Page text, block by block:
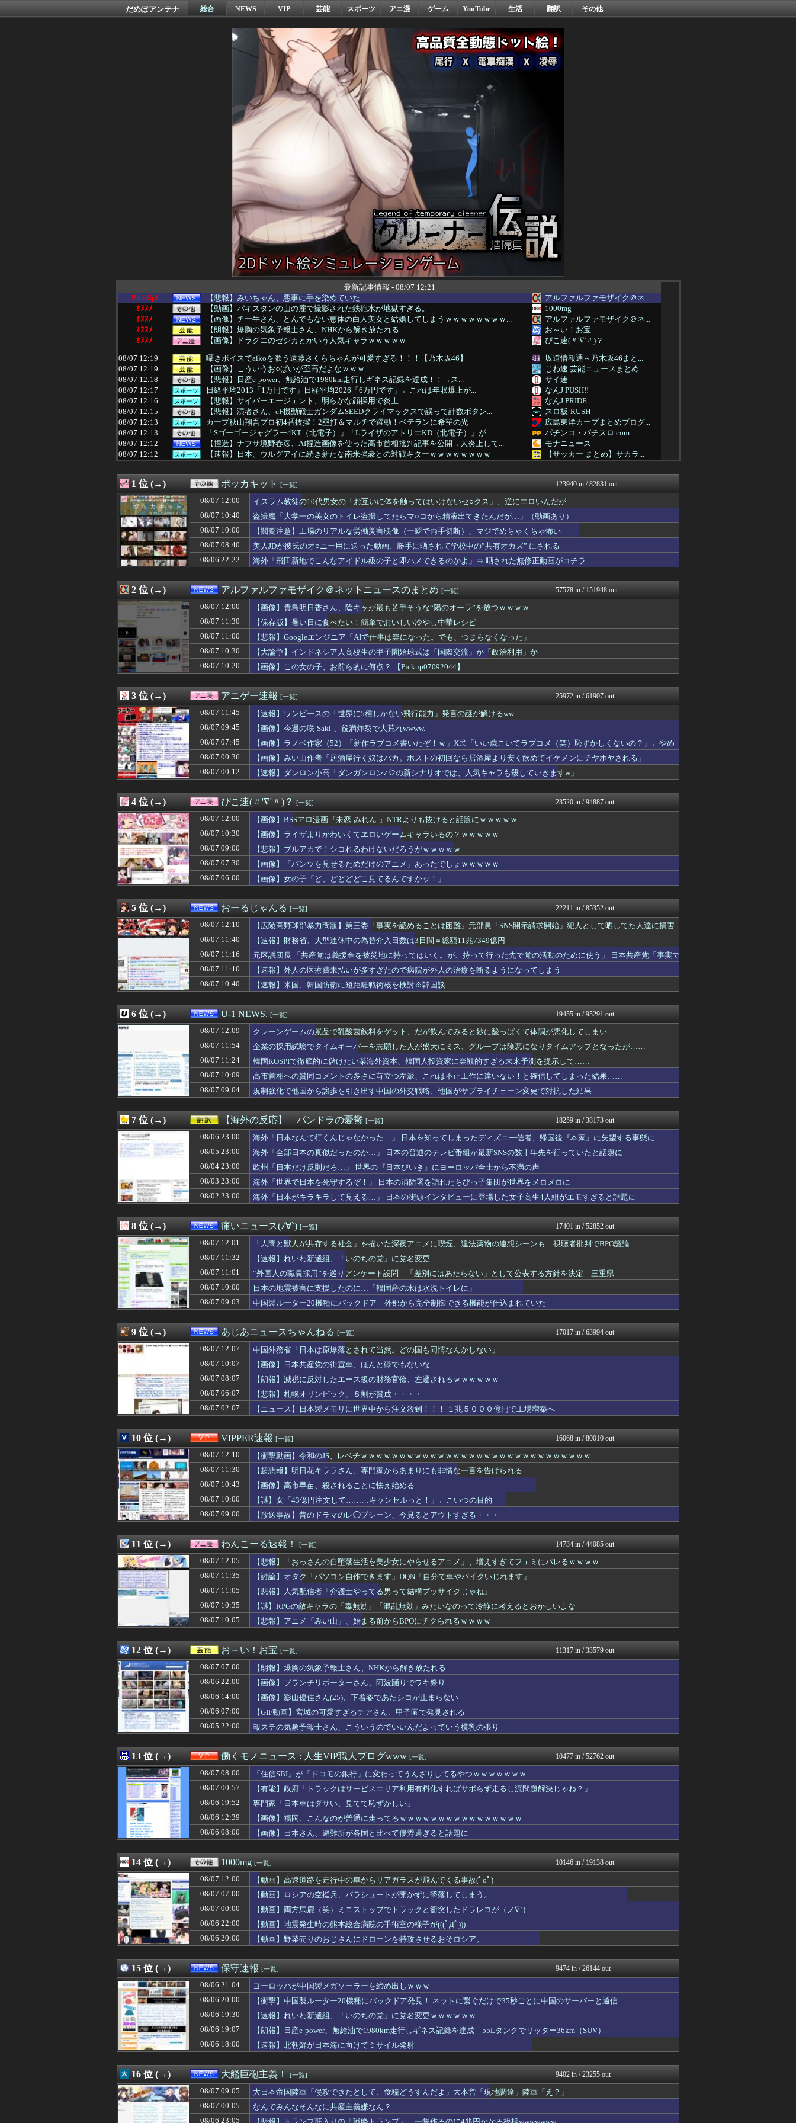
だめぽアンテナ 総合 NEWS VIP 芸能 スポーツ アニ漫 ゲーム YouTube 生活 翻訳 その他
最新記事情報 - 08/07 12:21
PickUp!
【悲報】みいちゃん、悪事に手を染めていた
アルファルファモザイク＠ネ...
ｵﾇﾇﾒ
【動画】パキスタンの山の麓で撮影された鉄砲水が地獄すぎる。
1000mg
ｵﾇﾇﾒ
【画像】チー牛さん、とんでもない恵体の白人美女と結婚してしまうｗｗｗｗｗｗｗｗ...
アルファルファモザイク＠ネ...
ｵﾇﾇﾒ
【朗報】爆胸の気象予報士さん、NHKから解き放たれる
お～い！お宝
ｵﾇﾇﾒ
【画像】ドラクエのゼシカとかいう人気キャラｗｗｗｗｗ
ぴこ速(〃'∇'〃)？
08/07 12:19
囁きボイスでaikoを歌う遠藤さくらちゃんが可愛すぎる！！！【乃木坂46】
坂道情報通～乃木坂46まと...
08/07 12:19
【画像】こういうお○ぱいが至高だよなｗｗｗ
じわ速 芸能ニュースまとめ
08/07 12:18
【悲報】日産e-power、無給油で1980km走行しギネス記録を達成！！→ス...
サイ速
08/07 12:17
日経平均2013「1万円です」日経平均2026「6万円です」←これは年収爆上が...
なんJ PUSH!!
08/07 12:16
【悲報】サイバーエージェント、明らかな顔採用で炎上
なんJ PRIDE
08/07 12:15
【悲報】演者さん、eF機動戦士ガンダムSEEDクライマックスで誤って計数ボタン...
スロ板-RUSH
08/07 12:13
カープ秋山翔吾プロ初4番抜擢！2塁打＆マルチで躍動！ベテランに希望の光
広島東洋カープまとめブログ...
08/07 12:13
「Sゴーゴージャグラー4KT（北電子）」「LライザのアトリエKD（北電子）」が...
パチンコ・パチスロ.com
08/07 12:12
【捏造】ナフサ境野春彦、AI捏造画像を使った高市首相批判記事を公開→大炎上して...
モナニュース
08/07 12:12
【速報】日本、ウルグアイに続き新たな南米強豪との対戦キターｗｗｗｗｗｗｗｗ
【サッカー まとめ】サカラ...
08/07 12:12
「MCUの過去作を予習しなくても大丈夫」←これ
ヒーローNEWS
08/07 12:12
俺(52)、女(28)との不倫が嫁に発覚。離婚に応じたはずの嫁からエグすぎる攻...
浮気ちゃんねる
08/07 12:11
日本「俺は有名な武士の家系だけど世界のみんなは先祖に偉人っている？」
海外の万国反応記＠海外の反...
08/07 12:10
【画像】二階堂ふみ、映画の濡れ場で乳首丸出し
まとめ芸能＠美女画像まとめ...
08/07 12:10
百合子「隣に座る貴女」【ミリマス】
SS 森きのこ！
08/07 12:10
母「旅に出なさい」 ニート俺「え？」
えすえすログ
08/07 12:10
【衝撃動画】令和のJS、レベチｗｗｗｗｗｗｗｗｗｗｗｗｗｗｗｗｗｗｗｗｗｗｗｗ...
VIPPER速報
08/07 12:10
【広陵高野球部暴力問題】第三委「事実を認めることは困難」元部員「SNS開示請求...
おーるじゃんる
08/07 12:09
大学時代に何故か人気ある男子学生がいた。学部やサークルの垣根を問わずにあらゆる...
おうち速報
08/07 12:09
【伝説の勇者ダ・ガーン】THE合体「ランドバイソンオプションセット」完成品トイ...
fig速
08/07 12:09
【画像】可愛すぎる不登校JKが見つかるｗｗｗｗｗｗｗｗｗｗｗｗ❤
なんJミュージアム
08/07 12:09
【ベルセルク】ねんどろいど「ガッツ 狂戦士の甲冑Ver. BLOOD EDIT...
08/07 12:07
【遊戯王OCG情報】Vジャンプ10月号付属『宿命の決闘』の効果が判明！
スターライト速報 -遊戯王...
08/07 12:07
中国外務省「日本は原爆落とされて当然。どの国も同情なんかしない」
08/07 12:07
【モンスターハンター】ねんどろいど「リオレウス」【予約開始】
08/07 12:07
【勇者王ガオガイガー】PLAMATEA「獅子王凱」プラモデル【予約開始】
fig速
08/07 12:06
【劇場版「オーバーロード」聖王国編】figma「アルベド」可動フィギュア【予約...
fig速
08/07 12:05
韓国人「韓国サッカー協会の審判買収、遂に海外でも話題に…」→「2002年の栄光...
08/07 12:05
生理の予定が８月６日なんだけど７月２９日にドバッと鮮血でたから生理かな？って思...
子育てちゃんねる
08/07 12:05
【ファーム試合実況】ヤクルトvsオリックス 8/7/12:00
ツバメ速報＠ヤクルトスワロ...
08/07 12:05
【トリダモノ氏オリジナルキャラクター】PLAMATEA「MXちゃん」プラモデル...
08/07 12:05
オタクに優しいギャル「あっそれプリキュアのｴﾛ同人誌じゃんww♡」
2次元に捉われない
08/07 12:05
【新台】山佐「スマスロゼーガペインETR」販売告知にて筐体公開来たぞ！次世代ゼ...
08/07 12:05
【画像】令和の柏崎星奈ちゃん、めっちゃくちゃエロい
アニチャット
08/07 12:05
t.A.T.u.のドタキャンは「Ｍステ」だけじゃなかった！
V系まとめ速報
08/07 12:05
【悲報】「おっさんの自堕落生活を美少女にやらせるアニメ」、増えすぎてフェミにバ...
わんこーる速報！
08/07 12:05
【警告】国税庁「ごめん、君らがちゃんと納税してくれないとこうなっちゃうけどどう...
不思議.net - 5ch...
08/07 12:05
【悲報】ヤニねこ、BPOで問題視されるｗｗｗｗｗｗｗｗｗｗｗｗｗ
カンダタ速報
08/07 12:04
【勝利の女神:NIKKE】グッスマ上海「エレグ:ブーム・アンド・ショック」1/...
fig速
08/07 12:03
【動画】美少女4人組の20年後の姿がヤバいwwwwww
08/07 12:03
【勝利の女神:NIKKE】Hyper Body「紅蓮:ブラックシャドウ」可動フ...
fig速
08/07 12:03
【遊戯王】サイバーストラクはなんなんこれ？
08/07 12:02
【画像】ゴールデンカムイを勢いで読んでても「何こいつ…」ってなるシーンｗｗｗｗ
08/07 12:02
※「ガンダムクエストIV 導かれし者たち」にありそうなこと
08/07 12:01
【ウマ娘】美浦寮が主催する納涼夏祭りで各ウマ娘が出しそうな催し物
うまぴょいチャンネル -ウ...
08/07 12:01
DeNA相川監督「カウントをつくれない、ストライクを投げられない」ビド２軍再調...
08/07 12:01
「人間と獣人が共存する社会」を描いた深夜アニメに喫煙、違法薬物の連想シーンも…...
痛いニュース(ﾉ∀`)
08/07 12:01
【スマホ】急増する「自分の頭で考えない子」。すぐ検索が当たり前に 「タイパ」至...
資格ちゃんねる
08/07 12:01
【遊戯OCG情報】ORIGINAL ARTWORK COLLECTIONに『神...
スターライト速報 -遊戯王...
08/07 12:01
ゲームコントローラー地味に高くなる
PCパーツまとめ
【ウマ娘】ブルアカの新仕様ガチャの何が恐ろしいかを最近のウマ娘ガチャに例えると...
ウマ娘まとめ速報うまろぐ
08/07 12:01
【朗報】Amazon、汗が飛び散る灼熱の「マンガ毎週末セール（50%還元）」を...
ヒロイモノ中毒
08/07 12:00
【急募】「みんな仕事帰りに家で何してんの？」←これ・・・・
ミーハー総研（ミーハー総合...
08/07 12:00
【艦これ】イベで掘るのと恒常落ちまってから掘るのどっちが楽なん？
艦これ速報 艦隊これくしょ...
08/07 12:00
【徹底議論】近代日本史で最も取り返しのつかなかった失敗って何？
08/07 12:00
【画像】BSSヱロ漫画『未恋-みれん-』NTRよりも抜けると話題にｗｗｗｗｗ
08/07 12:00
魚介料理の美味しい県に観光に行きたいんやが
登山ちゃんねる
08/07 12:00
【動画】高速道路を走行中の車からリアガラスが飛んでくる事故(ﾟoﾟ)
1000mg
バイク乗りワイ、バイク降りる事を決意する
バイク速報
08/07 12:00
【ホロライブ】アキロゼ、映画をきっかけに「ちいかわ」にどハマり「今では毎晩1時...
VTuberNews
08/07 12:00
【超悲報】Z新入社員、意地でも「9月の社員旅行」の計画をやらないｗｗｗｗｗ
投資ちゃんねる
08/07 12:00
リュウジ氏「ダルい料理トップ10に入る」夏の定番料理は冷やし中華 「あり得ない...
気団談
08/07 12:00
【画像】オタク「実際にプレイしたらわかるけど、ライザは友達って感じで性的な目で...
ああ言えばForYou
08/07 12:00
花宮初奈さん、バンドリで早くも大人気ｗｗｗｗ
ぐら速 -声優まとめ速報-
08/07 12:00
若槻千夏「あそこの丸亀製麺の水は都内で1番おいしい」「行ってみて！本当に飲んで...
明日は何を食べようか
08/07 12:00
【仮面ライダーゼッツ】このOPカッコよくない？本編の展開ちゃんと反映してて完成...
08/07 12:00
#韓国質問サイト 『韓国がアメリカと戦争したら？』、『北朝鮮と中国が駆けつけて...
日本と韓国は敵か？味方か？...
08/07 12:00
【2/2】夫と死別して実家に戻った私に弟嫁が「男の子だったらあげますよ☆」と妊...
修羅の華-家庭・生活まとめ
08/07 12:00
【ミリマス】ついに美咲ちゃんが大人の色気を出し始めた…！
それからの出来事() アイ...
たまったギターマガジンどうしてる？ 音まとめアーカイブ
08/07 12:00
【画像】貴島明日香さん、陰キャが最も苦手そうな“陽のオーラ”を放つｗｗｗｗ
アルファルファモザイク＠ネ...
08/07 12:00
CC2松山洋氏、少年ジャンプ編集部にブロックされる。25年以上ずっと一緒にやっ...
ゆるゲーマー遅報
08/07 12:00
霊感あるとか言ってる奴ってただのホラ吹きじゃねーの？
ネラーボイス
08/07 12:00
『当たれば飛ぶ外国人』←阪神はこれが地味にハードル高かった件
阪神タイガースちゃんねる
08/07 12:00
【悲報】上沼恵美子ブチギレ「簡単にそうめん作れ言うけど、そうめん作りて地獄なん...
08/07 12:00
【従業員退職型倒産】従業員「退職」で倒産、5年連続で増加 過去最多ペースで推移...
みそパンNEWS
08/07 12:00
海外「日本のパチコン企業が過去10年間で半分となる。日本にとって良いことだな」
08/07 12:00
【グラブル】150個溜まった！
ミニゴブ速報 ～グラブルま...
08/07 12:00
注文住宅を建てたんだけど、２年近く待たされた挙げ句、追加費用1400万請求され...
かぞくちゃんねる
08/07 12:00
【悲報】地震の瞬間の手術室の防犯カメラ映像！
08/07 12:00
「よなよなエール」のヤッホーブルーイング 強制チェイサー「ふらつくビアグラス」...
ほんわかMkⅡ
08/07 12:00
小学校講師、とんでもない所からのタレコミがあり児童ポルノ禁止法違反で逮捕
オレ的ゲーム速報＠刃
08/07 12:00
「弟に自信をつけさせたいの」母から一晩で10回、証券口座のログイン情報を求めら...
私が悪いの？【海外の反応】
08/07 12:00
【海外の反応】韓国が日本による竹島の領有権主張に対して強く抗議したらしい → ...
Red4 海外の反応まとめ
08/07 12:00
海外「二度買えないものは、買えるうちに入らない」父に言われた一言でお金の使い方...
日本のゲームなのにメニュー画面が英語だらけなの英語圏の人からすると奇妙に見える...
【衝撃】韓国人「日本で人気のこのデザート、うちのアレじゃん」
ニチカン！
08/07 12:00
【FGO】グランドみんな金フォウいれてるもん？
08/07 12:00
イスラム教徒の10代男女の「お互いに体を触ってはいけないセ○クス」、逆にエロい...
08/07 12:00
安亭事件とは何か——労働者が上海・南京間の鉄道を31時間止めた造反派の始まり
ネトウヨにゅーす
08/07 11:58
青葉坂46、各新人の寄せ集めになりそう。つまり大野センターだな
乃木坂46まとめ 乃木りん...
08/07 11:56
ロッテ山口航輝、お前らの想像の8倍くらい打ちまくってる
まとめロッテ！
08/07 11:56
れいわ信者「“れいわ信者”や“れいわ知能”といった表現は差別的。放送禁止用語に...
ガールズVIPまとめ
08/07 11:55
スペースXのロケット残骸、月に衝突 人工物で過去最大級 [8/7]
国難にあってもの申す！！
08/07 11:54
企業の採用試験でタイムキーパーを志願した人が盛大にミス、グループは険悪になりタ...
08/07 11:50
実証実験都市「ウーブン・シティ」が一般の居住希望者の募集開始 すでにトヨタ関係...
ゆめ痛 -自動車まとめブロ...
08/07 11:50
【米国人の反応】昔のトヨタ製ピックアップトラックは耐久性が段違いだ！
08/07 11:50
平和活動家がいなくなると平和 [8/7]
08/07 11:47
もう横浜拘置所には行きたくない
ガールズVIPまとめ
08/07 11:47
ちいかわ映画が成功した理由、ガチで分析されるｗｗｗｗｗｗｗｗ
スマブラ屋さん | スマブ...
08/07 11:45
【動画】DAZNさん、わけわからん動画上げてしまうｗｗｗｗｗｗｗｗ
【サッカー まとめ】サカラ...
08/07 11:45
【平等は？】文科省、若手女性研究者支援のため大学に補助金交付（年間最大5000...
もえるあじあ(･∀･)
08/07 11:45
【速報】ワンピースの「世界に5種しかない飛行能力」発言の謎が解けるww..
アニゲー速報
08/07 11:43
サヨク「防弾ガラスで守られ『広島から出て行けー！』と叫ばれる。そういう人が日本...
08/07 11:42
QRコード決済やタブレットなどを使いこなせない人も居るという話・・・
スコールちゃんねる｜２ちゃ...
08/07 11:41
日本のお盆をダブル台風直撃か？←「タイミング悪すぎる！」（海外の反応）
自転車の女が転倒。私「（痛いだろうし、それ以上に恥ずかしいだろうな…）大丈夫で...
修羅ママ速報
【画像】芋系女子大生「え～！？ 私と付き合いたい？ 私脱いだらこんなんだけどい...
08/07 11:40
中国「日本は原爆被害者の立場で同情を買おうとするのを止めろ」
にゅーすアルー！
08/07 11:39
【悲報】 名探偵プリキュアさん、前作から売上を10億円も落としてしまう
ゴールデンタイムズ
08/07 11:39
日本、アメリカ政府にアルゼンチン通貨危機と同列に語られてしまうwwwwwwもう...
まとめたニュース
08/07 11:39
宗教と推し活は同じだと言われた。
08/07 11:35
【討論】オタク「パソコン自作できます」DQN「自分で車やバイクいじれます」
08/07 11:35
【警告】医師『女の子、ブラジャーしないとこうなる････』⇒！！！
不思議.net - 5ch...
08/07 11:34
【悲報】マクドナルドの店員さん大喧嘩ｗｗｗｗｗｗｗｗｗｗｗｗｗ
筋肉速報
08/07 11:33
【画像】小池里奈のYouTubeがあたシコ過ぎるｗ
08/07 11:32
【速報】れいわ新選組、「いのちの党」に党名変更
08/07 11:31
【悲報】節約で毎日カップラーメンや袋ラーメン食べてたワイ『ある事実』に気付くｗ...
おうまがタイムズ
08/07 11:30
【崩壊スターレイル】凛完凸したからケリュドラほちい こいつの上位互換とか出たり...
原神速報 | GENSHI...
08/07 11:30
【超悲報】明日花キララさん、専門家からあまりにも非情な一言を告げられる
VIPPER速報
08/07 11:30
【保存版】暑い日に食べたい！簡単でおいしい冷やし中華レシピ
08/07 11:30
【これは酷い】ペットの健康診断を定期的にしていない人、その理由が終わっていた…...
オレ的ゲーム速報＠刃
08/07 11:30
パチンコさん、スロット化計画が進行中らしい
パチンコ・パチスロ.com
08/07 11:30
ドーハ初「Ｎｉｎｊａラーメン」の日本人オーナーが巨胸ｗｗｗｗｗｗ
芸能人の気になる噂
08/07 11:30
韓国、日本の新しい防衛白書に対する当てつけで、日本の制止も聞かず日本の領土で軍...
08/07 11:30
【朗報】スマスロ邪神ちゃん、あのスロ板伝説コピペを演出化している模様ｗｗｗｗｗ...
08/07 11:29
【悲報】週刊少年ジャンプ、発行部数100万部割れ
漫画まとめ速報
08/07 11:29
【参政党】神谷代表、食料品の消費減税「天下の愚策だ」と批判
日本第一！ニュース録
08/07 11:26
鈴木奈穂子アナ 袖口からインナーチラ見え！！【GIF動画あり】
芸能人の気になる噂
08/07 11:26
【速報】NHK職員が番組出演タレントから性被害！？←コレマジならヤバくねーか？
芸能人の気になる噂
08/07 11:26
ジブリ映画あるある
08/07 11:25
【悲報】風俗嬢と旅行に行った結果ｗｗｗｗｗｗｗｗｗｗwwww
08/07 11:24
「ウルトラマンゼロコスモライズ～集え！光の勇者たち～」8月14日(金)配信決定...
ヒーローNEWS
08/07 11:24
韓国KOSPIで徹底的に儲けたい某海外資本、韓国人投資家に楽観的すぎる未来予測...
U-1 NEWS.
08/07 11:22
韓国人「今海外で韓国2002W杯ベスト4も怪しいと言われてるよ！性接待がバレち...
08/07 11:20
桑原将志(西) 打率.236(203-48) 3本 15打点 出塁率.305 ...
08/07 11:19
【悲報】今の小学生のなりたい職業ランキング、ガチで終わる
ぶる速-VIP
08/07 11:18
【朗報】山本由伸さん、8回3失点wwwwwwwwwwwwwwwwwwww ガールズVIPまとめ
1 位 (→) ポッカキット [一覧] 123940 in / 82831 out
08/07 12:00
イスラム教徒の10代男女の「お互いに体を触ってはいけないセ○クス」、逆にエロいんだが
08/07 10:40
盗撮魔「大学一の美女のトイレ盗撮してたらマ○コから精液出てきたんだが…」（動画あり）
08/07 10:00
【閲覧注意】工場のリアルな労働災害映像（一瞬で両手切断）、マジでめちゃくちゃ怖い
08/07 08:40
美人JDが彼氏のオ○ニー用に送った動画、勝手に晒されて学校中の”共有オカズ” にされる
08/06 22:22
海外「飛田新地でこんなアイドル級の子と即ハメできるのかよ」⇒ 晒された無修正動画がコチラ
2 位 (→) アルファルファモザイク＠ネットニュースのまとめ [一覧] 57578 in / 151948 out
08/07 12:00
【画像】貴島明日香さん、陰キャが最も苦手そうな“陽のオーラ”を放つｗｗｗｗ
08/07 11:30
【保存版】暑い日に食べたい！簡単でおいしい冷やし中華レシピ
08/07 11:00
【悲報】Googleエンジニア「AIで仕事は楽になった。でも、つまらなくなった」
08/07 10:30
【大論争】インドネシア人高校生の甲子園始球式は「国際交流」か「政治利用」か
08/07 10:20
【画像】この女の子、お前ら的に何点？ 【Pickup07092044】
3 位 (→) アニゲー速報 [一覧] 25972 in / 61907 out
08/07 11:45
【速報】ワンピースの「世界に5種しかない飛行能力」発言の謎が解けるww..
08/07 09:45
【画像】今週の咲-Saki-、役満炸裂で大荒れwwww.
08/07 07:45
【画像】ラノベ作家（52）「新作ラブコメ書いたぞ！ｗ」X民「いい歳こいてラブコメ（笑）恥ずかしくないの？」←やめ
たれｗと話題に
08/07 00:36
【画像】みい山作者「居酒屋行く奴はバカ。ホストの初回なら居酒屋より安く飲めてイケメンにチヤホヤされる」
08/07 00:12
【速報】ダンロン小高「ダンガンロンパ2の新シナリオでは、人気キャラも殺していきますw」
4 位 (→) ぴこ速(〃'∇'〃)？ [一覧] 23520 in / 94887 out
08/07 12:00
【画像】BSSヱロ漫画『未恋-みれん-』NTRよりも抜けると話題にｗｗｗｗｗ
08/07 10:30
【画像】ライザよりかわいくてヱロいゲームキャラいるの？ｗｗｗｗｗ
08/07 09:00
【悲報】ブルアカで！シコれるわけないだろうがｗｗｗｗｗ
08/07 07:30
【画像】「パンツを見せるためだけのアニメ」あったでしょｗｗｗｗｗ
08/07 06:00
【画像】女の子「ど、どどどどこ見てるんですかッ！」
5 位 (→) おーるじゃんる [一覧] 22211 in / 85352 out
08/07 12:10
【広陵高野球部暴力問題】第三委「事実を認めることは困難」元部員「SNS開示請求開始」犯人として晒してた人達に損害
賠償請求訴訟を起こす方針
08/07 11:40
【速報】財務省、大型連休中の為替介入日数は3日間＝総額11兆7349億円
08/07 11:16
元区議団長 「共産党は義援金を被災地に持ってはいく。が、持って行った先で党の活動のために使う」 日本共産党「事実で
はありません」
08/07 11:10
【速報】外人の医療費未払いが多すぎたので病院が外人の治療を断るようになってしまう
08/07 10:40
【速報】米国、韓国防衛に短距離戦術核を検討※韓国談
6 位 (→) U-1 NEWS. [一覧] 19455 in / 95291 out
08/07 12:09
クレーンゲームの景品で乳酸菌飲料をゲット、だが飲んでみると妙に酸っぱくて体調が悪化してしまい……
08/07 11:54
企業の採用試験でタイムキーパーを志願した人が盛大にミス、グループは険悪になりタイムアップとなったが……
08/07 11:24
韓国KOSPIで徹底的に儲けたい某海外資本、韓国人投資家に楽観的すぎる未来予測を提示して……
08/07 10:09
高市首相への賛同コメントの多さに苛立つ左派、これは不正工作に違いない！と確信してしまった結果……
08/07 09:04
規制強化で他国から譲歩を引き出す中国の外交戦略、他国がサプライチェーン変更で対抗した結果……
7 位 (→) 【海外の反応】 パンドラの憂鬱 [一覧] 18259 in / 38173 out
08/06 23:00
海外「日本なんて行くんじゃなかった…」 日本を知ってしまったディズニー信者、帰国後『本家』に失望する事態に
08/05 23:00
海外「全部日本の真似だったのか…」 日本の普通のテレビ番組が最新SNSの数十年先を行っていたと話題に
08/04 23:00
欧州「日本だけ反則だろ…」 世界の『日本びいき』にヨーロッパ全土から不満の声
08/03 23:00
海外「世界で日本を死守するぞ！」 日本の消防署を訪れたちびっ子集団が世界をメロメロに
08/02 23:00
海外「日本がキラキラして見える…」 日本の街頭インタビューに登場した女子高生4人組がエモすぎると話題に
8 位 (→) 痛いニュース(ﾉ∀`) [一覧] 17401 in / 52852 out
08/07 12:01
「人間と獣人が共存する社会」を描いた深夜アニメに喫煙、違法薬物の連想シーンも…視聴者批判でBPO議論
08/07 11:32
【速報】れいわ新選組、「いのちの党」に党名変更
08/07 11:01
“外国人の職員採用”を巡りアンケート設問 「差別にはあたらない」として公表する方針を決定 三重県
08/07 10:00
日本の地震被害に支援したのに…「韓国産の水は水洗トイレに」
08/07 09:03
中国製ルーター20機種にバックドア 外部から完全制御できる機能が仕込まれていた
9 位 (→) あじあニュースちゃんねる [一覧] 17017 in / 63994 out
08/07 12:07
中国外務省「日本は原爆落とされて当然。どの国も同情なんかしない」
08/07 10:07
【画像】日本共産党の街宣車、ほんと碌でもないな
08/07 08:07
【朗報】減税に反対したエース級の財務官僚、左遷されるｗｗｗｗｗｗ
08/07 06:07
【悲報】札幌オリンピック、８割が賛成・・・・
08/07 02:07
【ニュース】日本製メモリに世界中から注文殺到！！！ １兆５０００億円で工場増築へ
10 位 (→) VIPPER速報 [一覧] 16068 in / 80010 out
08/07 12:10
【衝撃動画】令和のJS、レベチｗｗｗｗｗｗｗｗｗｗｗｗｗｗｗｗｗｗｗｗｗｗｗｗｗｗｗｗｗｗ
08/07 11:30
【超悲報】明日花キララさん、専門家からあまりにも非情な一言を告げられる
08/07 10:43
【画像】高市早苗、殺されることに怯え始める
08/07 10:00
【謎】女「43億円注文して………キャンセルっと！」←こいつの目的
08/07 09:00
【放送事故】昔のドラマのレ◯プシーン、今見るとアウトすぎる・・・
11 位 (→) わんこーる速報！ [一覧] 14734 in / 44085 out
08/07 12:05
【悲報】「おっさんの自堕落生活を美少女にやらせるアニメ」、増えすぎてフェミにバレるｗｗｗｗ
08/07 11:35
【討論】オタク「パソコン自作できます」DQN「自分で車やバイクいじれます」
08/07 11:05
【悲報】人気配信者「介護士やってる男って結構ブッサイクじゃね」
08/07 10:35
【謎】RPGの敵キャラの「毒無効」「混乱無効」みたいなのって冷静に考えるとおかしいよな
08/07 10:05
【悲報】アニメ「みい山」、始まる前からBPOにチクられるｗｗｗｗ
12 位 (→) お～い！お宝 [一覧] 11317 in / 33579 out
08/07 07:00
【朗報】爆胸の気象予報士さん、NHKから解き放たれる
08/06 22:00
【画像】ブランチリポーターさん、阿波踊りでワキ祭り
08/06 14:00
【画像】影山優佳さん(25)、下着姿であたシコが止まらない
08/06 07:00
【GIF動画】宮城の可愛すぎるチアさん、甲子園で発見される
08/05 22:00
報ステの気象予報士さん、こういうのでいいんだよっていう横乳の張り
13 位 (→) 働くモノニュース : 人生VIP職人ブログwww [一覧] 10477 in / 52762 out
08/07 08:00
「住信SBI」が「ドコモの銀行」に変わってうんざりしてるやつｗｗｗｗｗｗｗ
08/07 00:57
【有能】政府「トラックはサービスエリア利用有料化すればサボらず走るし流問題解決じゃね？」
08/06 19:52
専門家「日本車はダサい、見てて恥ずかしい」
08/06 12:39
【画像】福岡、こんなのが普通に走ってるｗｗｗｗｗｗｗｗｗｗｗｗｗｗｗｗ
08/06 08:00
【画像】日本さん、避難所が各国と比べて優秀過ぎると話題に
14 位 (→) 1000mg [一覧] 10146 in / 19138 out
08/07 12:00
【動画】高速道路を走行中の車からリアガラスが飛んでくる事故(ﾟoﾟ)
08/07 07:00
【動画】ロシアの空挺兵、パラシュートが開かずに墜落してしまう。
08/07 00:00
【動画】両方馬鹿（笑）ミニストップでトラックと衝突したドラレコが（ノ∇`）
08/06 22:00
【動画】地震発生時の熊本総合病院の手術室の様子が(((ﾟДﾟ)))
08/06 20:00
【動画】野菜売りのおじさんにドローンを特攻させるおそロシア。
15 位 (→) 保守速報 [一覧] 9474 in / 26144 out
08/06 21:04
ヨーロッパが中国製メガソーラーを締め出しｗｗｗ
08/06 20:00
【衝撃】中国製ルーター20機種にバックドア発見！ ネットに繋ぐだけで35秒ごとに中国のサーバーと通信
08/06 19:30
【速報】れいわ新選組、「いのちの党」に党名変更ｗｗｗｗｗｗ
08/06 19:07
【朗報】日産e-power、無給油で1980km走行しギネス記録を達成 55Lタンクでリッター36km（SUV）
08/06 18:00
【速報】北朝鮮が日本海に向けてミサイル発射
16 位 (→) 大艦巨砲主義！ [一覧] 9402 in / 23255 out
08/07 09:05
大日本帝国陸軍「侵攻できたとして、食糧どうすんだよ」大本営「現地調達」陸軍「え？」
08/07 00:05
なんでみんなそんなに共産主義嫌なん？
08/06 23:05